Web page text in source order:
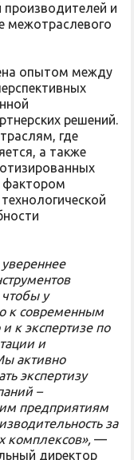
производителей и
межотраслевого
опытом между
решений.
где
а также
фактором
у
к современным
к экспертизе по
и
активно
экспертизу
–
предприятиям
за
комплексов», —
директор